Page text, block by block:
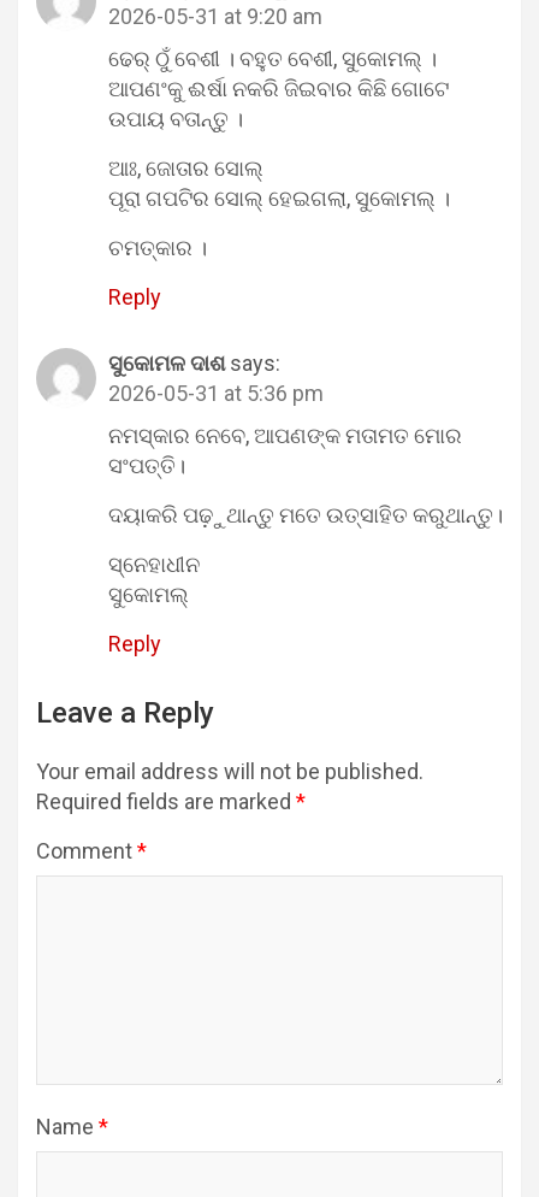
2026-05-31 at 9:20 am
ଢେର୍ ଠୁଁ ବେଶୀ । ବହୁତ ବେଶୀ, ସୁକୋମଲ୍ ।
ଆପଣଂକୁ ଈର୍ଷା ନକରି ଜିଇବାର କିଛି ଗୋଟେ
ଉପାୟ ବତାନ୍ତୁ ।
ଆଃ, ଜୋତାର ସୋଲ୍
ପୂରା ଗପଟିର ସୋଲ୍ ହେଇଗଲା, ସୁକୋମଲ୍ ।
ଚମତ୍କାର ।
Reply
ସୁକୋମଳ ଦାଶ says:
2026-05-31 at 5:36 pm
ନମସ୍କାର ନେବେ, ଆପଣଙ୍କ ମତାମତ ମୋର
ସଂପତ୍ତି।
ଦୟାକରି ପଢ଼ୁଥାନ୍ତୁ ମତେ ଉତ୍ସାହିତ କରୁଥାନ୍ତୁ।
ସ୍ନେହାଧୀନ
ସୁକୋମଲ୍
Reply
Leave a Reply
Your email address will not be published.
Required fields are marked *
Comment*
Name *